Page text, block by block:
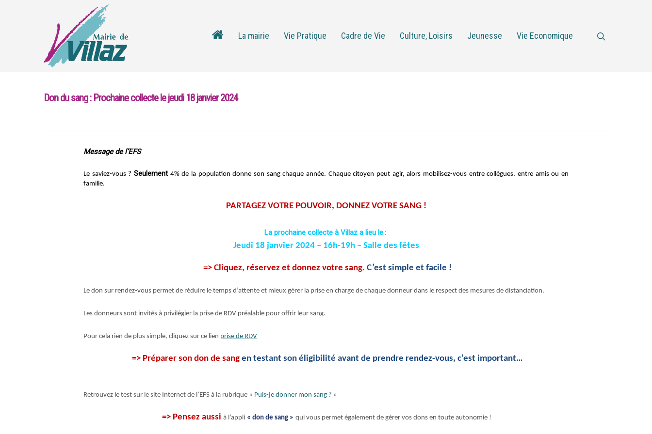
La mairie Vie Pratique Cadre de Vie Culture, Loisirs Jeunesse Vie Economique
Don du sang : Prochaine collecte le jeudi 18 janvier 2024
Message de l’EFS
Le saviez-vous ? Seulement4% de la population donne son sang chaque année. Chaque citoyen peut agir, alors mobilisez-vous entre collègues, entre amis ou en
famille.
PARTAGEZ VOTRE POUVOIR, DONNEZ VOTRE SANG !
La prochaine collecte à Villaz a lieu le:
Jeudi 18 janvier 2024 – 16h-19h – Salle des fêtes
=> Cliquez, réservez et donnez votre sang. C’est simple et facile !
Le don sur rendez-vous permet de réduire le temps d’attente et mieux gérer la prise en charge de chaque donneur dans le respect des mesures de distanciation.
Les donneurs sont invités à privilégier la prise de RDV préalable pour offrir leur sang.
Pour cela rien de plus simple, cliquez sur ce lien prise de RDV
=> Préparer son don de sang en testant son éligibilité avant de prendre rendez-vous, c’est important…
Retrouvez le test sur le site Internet de l’EFS à la rubrique « Puis-je donner mon sang ? »
=> Pensez aussi à l’appli « don de sang » qui vous permet également de gérer vos dons en toute autonomie !